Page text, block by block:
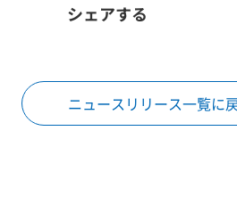
シェアする
ニュースリリース一覧に